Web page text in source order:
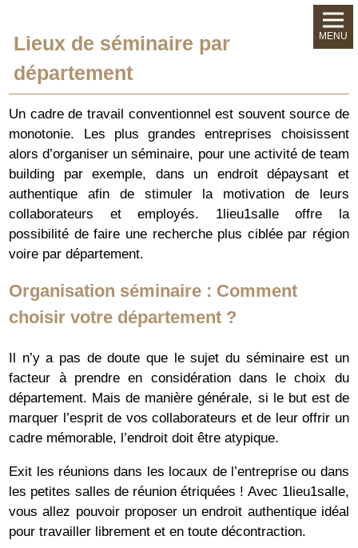
Lieux de séminaire par
département
Un cadre de travail conventionnel est souvent source de
monotonie. Les plus grandes entreprises choisissent
alors d’organiser un séminaire, pour une activité de team
building par exemple, dans un endroit dépaysant et
authentique afin de stimuler la motivation de leurs
collaborateurs et employés. 1lieu1salle offre la
possibilité de faire une recherche plus ciblée par région
voire par département.
Organisation séminaire : Comment
choisir votre département ?
Il n’y a pas de doute que le sujet du séminaire est un
facteur à prendre en considération dans le choix du
département. Mais de manière générale, si le but est de
marquer l’esprit de vos collaborateurs et de leur offrir un
cadre mémorable, l’endroit doit être atypique.
Exit les réunions dans les locaux de l’entreprise ou dans
les petites salles de réunion étriquées ! Avec 1lieu1salle,
vous allez pouvoir proposer un endroit authentique idéal
pour travailler librement et en toute décontraction.
MENU